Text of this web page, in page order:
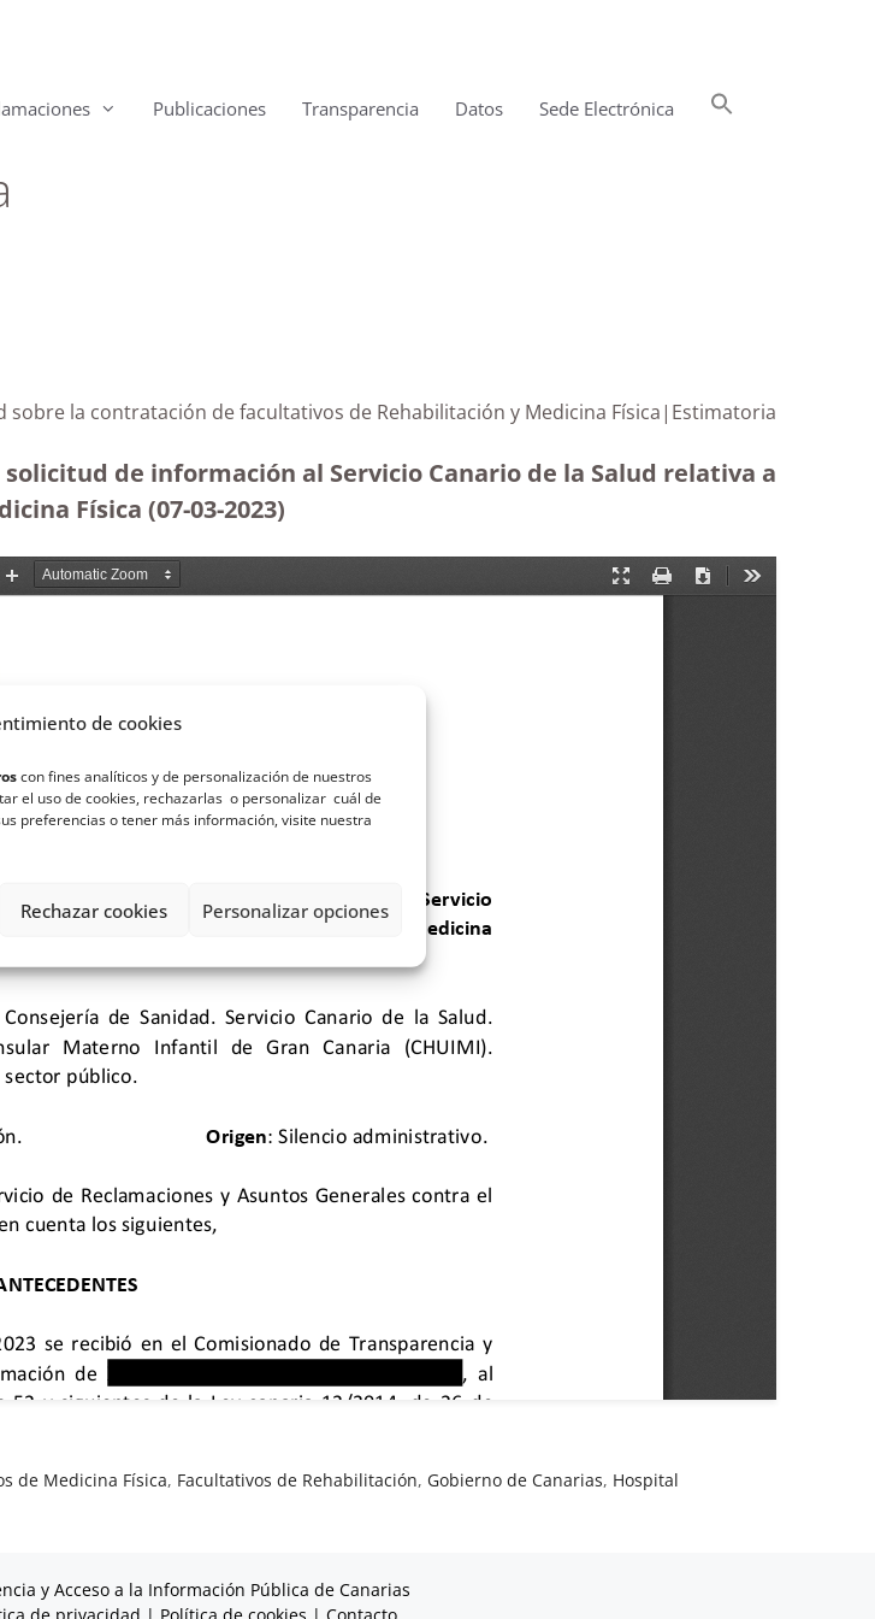
de cookies
con fines analíticos y de personalización de nuestros
el uso de cookies, rechazarlas o personalizar cuál de
preferencias o tener más información, visite nuestra
Rechazar cookies Personalizar opciones
Publicaciones Transparencia Datos Sede Electrónica
sobre la contratación de facultativos de Rehabilitación y Medicina Física|Estimatoria
de información al Servicio Canario de la Salud relativa a
Física (07-03-2023)
de Medicina Física, Facultativos de Rehabilitación, Gobierno de Canarias, Hospital
y Acceso a la Información Pública de Canarias